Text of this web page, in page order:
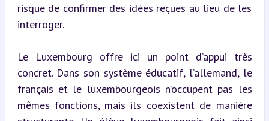
risque de confirmer des idées reçues au lieu de les
interroger.
Le Luxembourg offre ici un point d’appui très
concret. Dans son système éducatif, l’allemand, le
français et le luxembourgeois n’occupent pas les
mêmes fonctions, mais ils coexistent de manière